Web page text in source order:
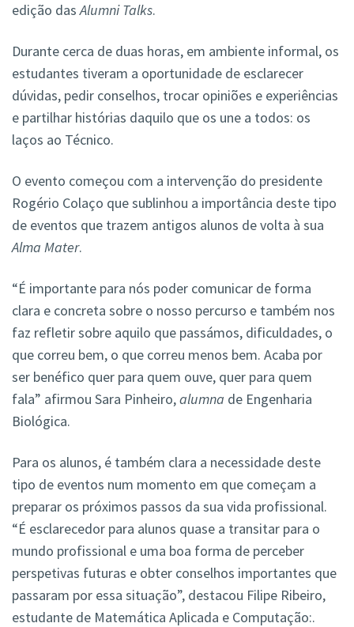
edição dasAlumni Talks.
Durante cerca de duas horas, em ambiente informal, os
estudantes tiveram a oportunidade de esclarecer
dúvidas, pedir conselhos, trocar opiniões e experiências
e partilhar histórias daquilo que os une a todos: os
laços ao Técnico.
O evento começou com a intervenção do presidente
Rogério Colaço que sublinhou a importância deste tipo
de eventos que trazem antigos alunos de volta à sua
Alma Mater.
“É importante para nós poder comunicar de forma
clara e concreta sobre o nosso percurso e também nos
faz refletir sobre aquilo que passámos, dificuldades, o
que correu bem, o que correu menos bem. Acaba por
ser benéfico quer para quem ouve, quer para quem
fala” afirmou Sara Pinheiro,alumna de Engenharia
Biológica.
Para os alunos, é também clara a necessidade deste
tipo de eventos num momento em que começam a
preparar os próximos passos da sua vida profissional.
“É esclarecedor para alunos quase a transitar para o
mundo profissional e uma boa forma de perceber
perspetivas futuras e obter conselhos importantes que
passaram por essa situação”, destacou Filipe Ribeiro,
estudante de Matemática Aplicada e Computação:.